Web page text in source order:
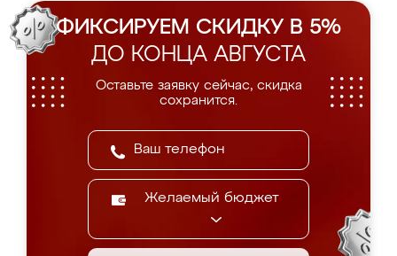
ФИКСИРУЕМ СКИДКУ В 5%
ДО КОНЦА АВГУСТА
Оставьте заявку сейчас, скидка
сохранится.
Желаемый бюджет